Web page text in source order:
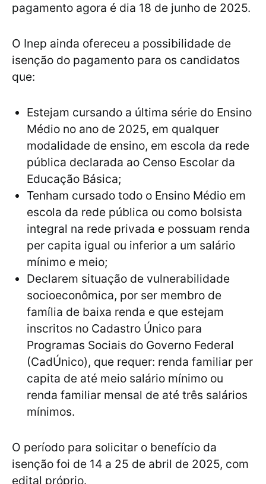
pagamento agora é dia 18 de junho de 2025.
O Inep ainda ofereceu a possibilidade de
isenção do pagamento para os candidatos
que:
Estejam cursando a última série do Ensino
Médio no ano de 2025, em qualquer
modalidade de ensino, em escola da rede
pública declarada ao Censo Escolar da
Educação Básica;
Tenham cursado todo o Ensino Médio em
escola da rede pública ou como bolsista
integral na rede privada e possuam renda
per capita igual ou inferior a um salário
mínimo e meio;
Declarem situação de vulnerabilidade
socioeconômica, por ser membro de
família de baixa renda e que estejam
inscritos no Cadastro Único para
Programas Sociais do Governo Federal
(CadÚnico), que requer: renda familiar per
capita de até meio salário mínimo ou
renda familiar mensal de até três salários
mínimos.
O período para solicitar o benefício da
isenção foi de 14 a 25 de abril de 2025, com
edital próprio.